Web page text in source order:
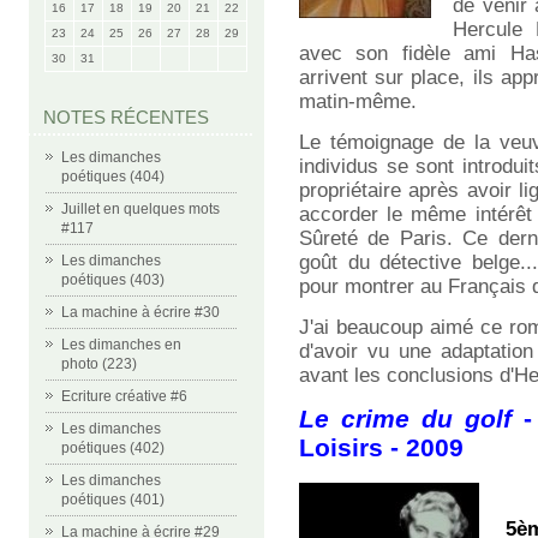
16 17 18 19 20 21
22
23
24 25 26 27 28
29
30
31
NOTES RÉCENTES
Les dimanches
poétiques (404)
Juillet en quelques mots
#117
Les dimanches
poétiques (403)
La machine à écrire #30
Les dimanches en
photo (223)
Ecriture créative #6
Les dimanches
poétiques (402)
Les dimanches
poétiques (401)
La machine à écrire #29
de venir
Hercule
avec son fidèle ami
arrivent sur place, ils
matin-même.
Le témoignage de la
individus se sont
propriétaire après avoir
accorder le même
Sûreté de Paris. Ce
goût du détective
pour montrer au Français
J'ai beaucoup aimé ce
d'avoir vu une
avant les conclusions
Le crime du golf-
Loisirs - 2009